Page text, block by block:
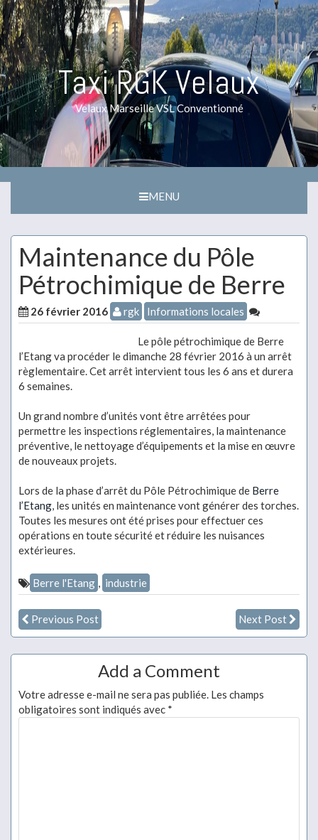
Taxi RGK Velaux
Velaux Marseille VSL Conventionné
MENU
Maintenance du Pôle
Pétrochimique de Berre
26 février 2016 rgk Informations locales
Le pôle pétrochimique de Berre
l’Etang va procéder le dimanche 28 février 2016 à un arrêt
règlementaire. Cet arrêt intervient tous les 6 ans et durera
6 semaines.
Un grand nombre d’unités vont être arrêtées pour
permettre les inspections réglementaires, la maintenance
préventive, le nettoyage d’équipements et la mise en œuvre
de nouveaux projets.
Lors de la phase d’arrêt du Pôle Pétrochimique de Berre
l’Etang, les unités en maintenance vont générer des torches.
Toutes les mesures ont été prises pour effectuer ces
opérations en toute sécurité et réduire les nuisances
extérieures.
Berre l'Etang , industrie
Previous Post Next Post
Add a Comment
Votre adresse e-mail ne sera pas publiée. Les champs
obligatoires sont indiqués avec *